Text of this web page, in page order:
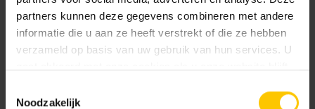
partners kunnen deze gegevens combineren met andere
informatie die u aan ze heeft verstrekt of die ze hebben
verzameld op basis van uw gebruik van hun services. U
Noodzakelijk
Brochures